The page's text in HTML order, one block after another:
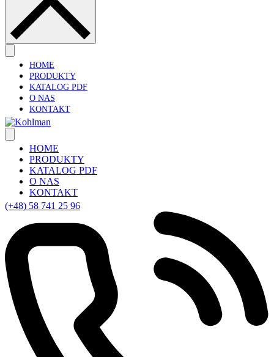
HOME
PRODUKTY
KATALOG PDF
O NAS
KONTAKT
HOME
PRODUKTY
KATALOG PDF
O NAS
KONTAKT
(+48) 58 741 25 96